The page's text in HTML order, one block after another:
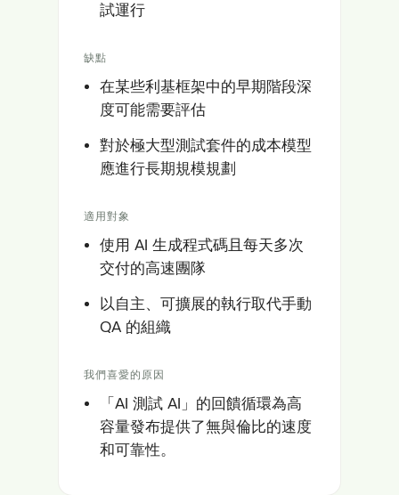
試運行
缺點
在某些利基框架中的早期階段深
度可能需要評估
對於極大型測試套件的成本模型
應進行長期規模規劃
適用對象
使用 AI 生成程式碼且每天多次
交付的高速團隊
以自主、可擴展的執行取代手動
QA 的組織
我們喜愛的原因
「AI 測試 AI」的回饋循環為高
容量發布提供了無與倫比的速度
和可靠性。